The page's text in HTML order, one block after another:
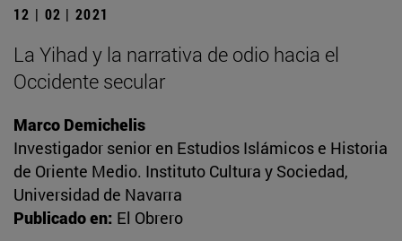
12 | 02 | 2021
La Yihad y la narrativa de odio hacia el
Occidente secular
Marco Demichelis
Investigador senior en Estudios Islámicos e Historia
de Oriente Medio. Instituto Cultura y Sociedad,
Universidad de Navarra
Publicado en: El Obrero